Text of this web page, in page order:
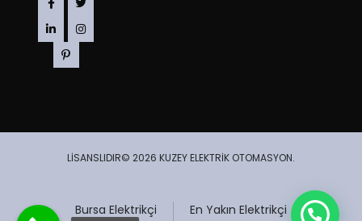
LİSANSLIDIR© 2026 KUZEY ELEKTRİK OTOMASYON.
En Yakın Elektrikçi
Bursa Elektrikçi